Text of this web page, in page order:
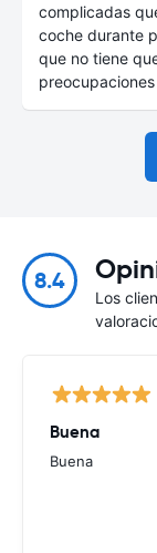
complicadas
coche durante
que no tiene
preocupaciones
8.4
Los
Buena
Buena